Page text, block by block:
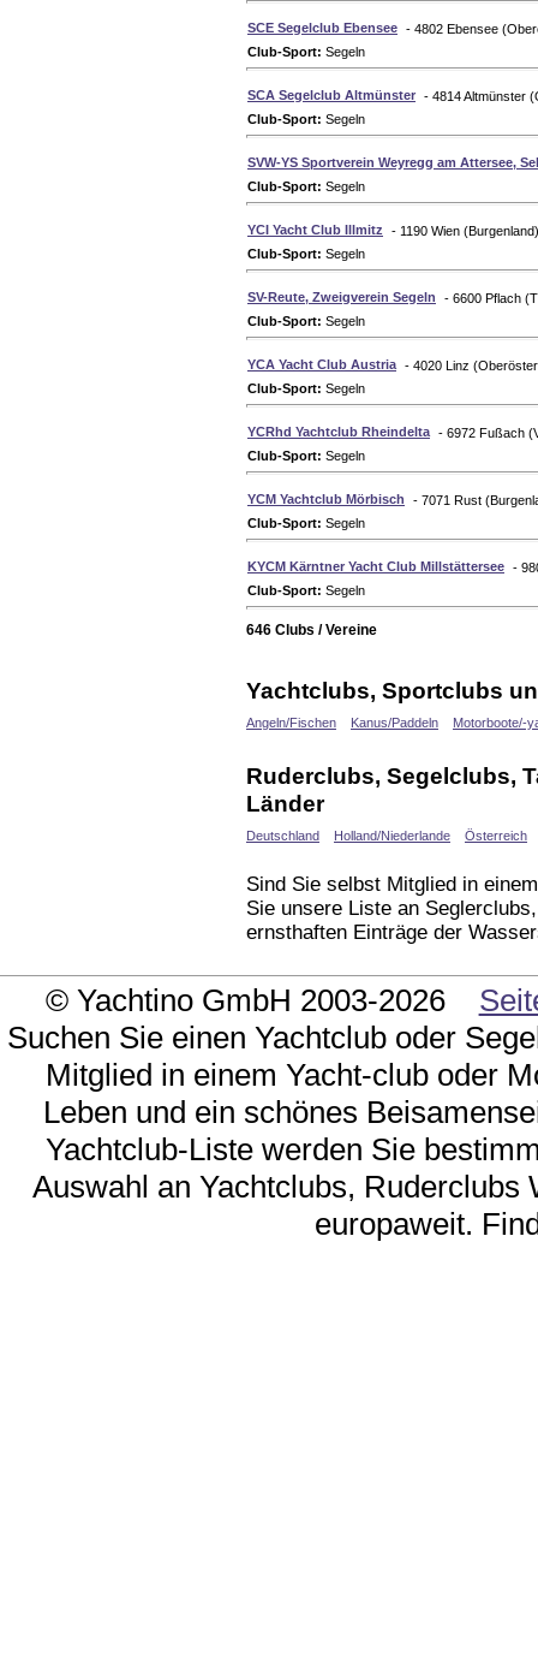
SCE Segelclub Ebensee - 4802 Ebensee
Club-Sport: Segeln
SCA Segelclub Altmünster - 4814 Altmünster
Club-Sport: Segeln
SVW-YS Sportverein Weyregg am Attersee,
Club-Sport: Segeln
YCI Yacht Club Illmitz
- 1190 Wien
Club-Sport: Segeln
SV-Reute, Zweigverein Segeln
- 6600 Pflach
Club-Sport: Segeln
YCA Yacht Club Austria - 4020 Linz
Club-Sport: Segeln
YCRhd Yachtclub Rheindelta - 6972 Fußach
Club-Sport: Segeln
YCM Yachtclub Mörbisch
- 7071 Rust
Club-Sport: Segeln
KYCM Kärntner Yacht Club Millstättersee -
Club-Sport: Segeln
646 Clubs / Vereine
Yachtclubs, Sportclubs
Angeln/Fischen Kanus/Paddeln Motorboote/-
Ruderclubs, Segelclubs,
Länder
Deutschland Holland/Niederlande Österreich
Sind Sie selbst Mitglied in
Sie unsere Liste an
ernsthaften Einträge der
© Yachtino GmbH 2003-2026
Suchen Sie einen Yachtclub oder
Mitglied in einem Yacht-club oder
Leben und ein schönes
Yachtclub-Liste werden Sie
Auswahl an Yachtclubs,
europaweit.